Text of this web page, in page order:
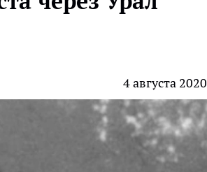
4 августа 2020